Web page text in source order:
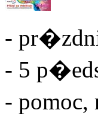
-
- 5
-